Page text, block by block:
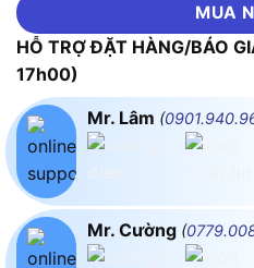
MUA
HỖ TRỢ ĐẶT HÀNG/BÁO
17h00)
Mr. Lâm (
Mr. Cường (